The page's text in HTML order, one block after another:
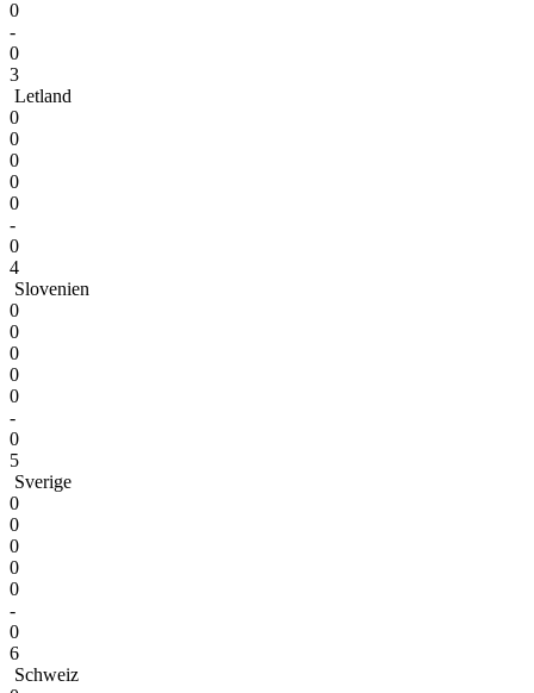
0
-
0
3
Letland
0
0
0
0
0
-
0
4
Slovenien
0
0
0
0
0
-
0
5
Sverige
0
0
0
0
0
-
0
6
Schweiz